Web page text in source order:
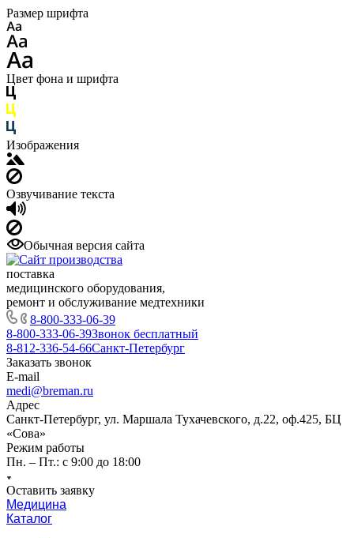
Размер шрифта
Цвет фона и шрифта
Изображения
Озвучивание текста
Обычная версия сайта
поставка
медицинского оборудования,
ремонт и обслуживание медтехники
8-800-333-06-39
8-800-333-06-39Звонок бесплатный
8-812-336-54-66Санкт-Петербург
Заказать звонок
E-mail
medi@breman.ru
Адрес
Санкт-Петербург, ул. Маршала Тухачевского, д.22, оф.425, БЦ
«Сова»
Режим работы
Пн. – Пт.: с 9:00 до 18:00
Оставить заявку
Медицина
Каталог